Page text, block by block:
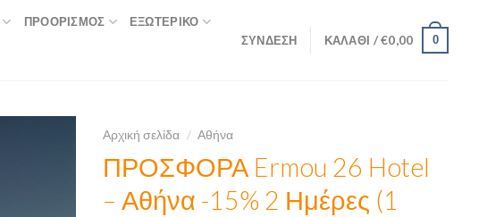
ΠΡΟΟΡΙΣΜΟΣ ΕΞΩΤΕΡΙΚΌ
ΣΎΝΔΕΣΗ ΚΑΛΆΘΙ /€0,00 0
Αρχική σελίδα / Αθήνα
ΠΡΟΣΦΟΡΑ Ermou 26 Hotel
– Αθήνα -15% 2 Ημέρες (1